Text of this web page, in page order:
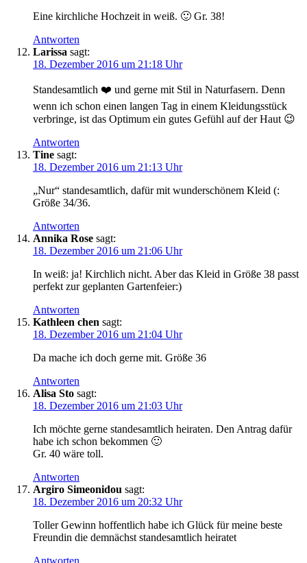
Eine kirchliche Hochzeit in weiß. 🙂 Gr. 38!
Antworten
Larissa sagt:
18. Dezember 2016 um 21:18 Uhr
Standesamtlich ❤️ und gerne mit Stil in Naturfasern. Denn
wenn ich schon einen langen Tag in einem Kleidungsstück
verbringe, ist das Optimum ein gutes Gefühl auf der Haut 😉
Antworten
Tine sagt:
18. Dezember 2016 um 21:13 Uhr
„Nur“ standesamtlich, dafür mit wunderschönem Kleid (:
Größe 34/36.
Antworten
Annika Rose sagt:
18. Dezember 2016 um 21:06 Uhr
In weiß: ja! Kirchlich nicht. Aber das Kleid in Größe 38 passt
perfekt zur geplanten Gartenfeier:)
Antworten
Kathleen chen sagt:
18. Dezember 2016 um 21:04 Uhr
Da mache ich doch gerne mit. Größe 36
Antworten
Alisa Sto sagt:
18. Dezember 2016 um 21:03 Uhr
Ich möchte gerne standesamtlich heiraten. Den Antrag dafür
habe ich schon bekommen 🙂
Gr. 40 wäre toll.
Antworten
Argiro Simeonidou sagt:
18. Dezember 2016 um 20:32 Uhr
Toller Gewinn hoffentlich habe ich Glück für meine beste
Freundin die demnächst standesamtlich heiratet